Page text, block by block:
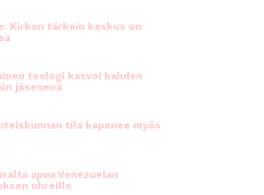
Kirkon tärkein keskus on
teologi kasvoi kahden
jäsenenä
tila kapenee myös
apua Venezuelan
uhreille